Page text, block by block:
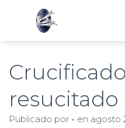
resucitado
Publicado por - en agosto